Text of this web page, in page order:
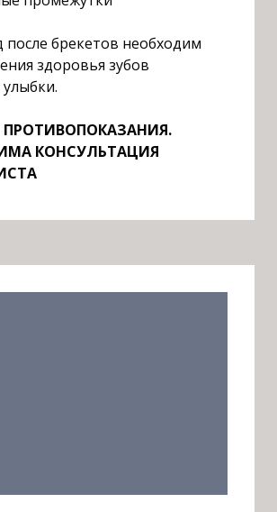
после брекетов необходим
здоровья зубов
улыбки.
КОНСУЛЬТАЦИЯ